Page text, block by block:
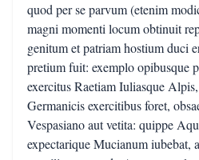
quod per se parvum (etenim
magni momenti locum obtinuit
genitum et patriam hostium duci
pretium fuit: exemplo opibusque
exercitus Raetiam Iuliasque
Germanicis exercitibus foret,
Vespasiano aut vetita: quippe
expectarique Mucianum iubebat,